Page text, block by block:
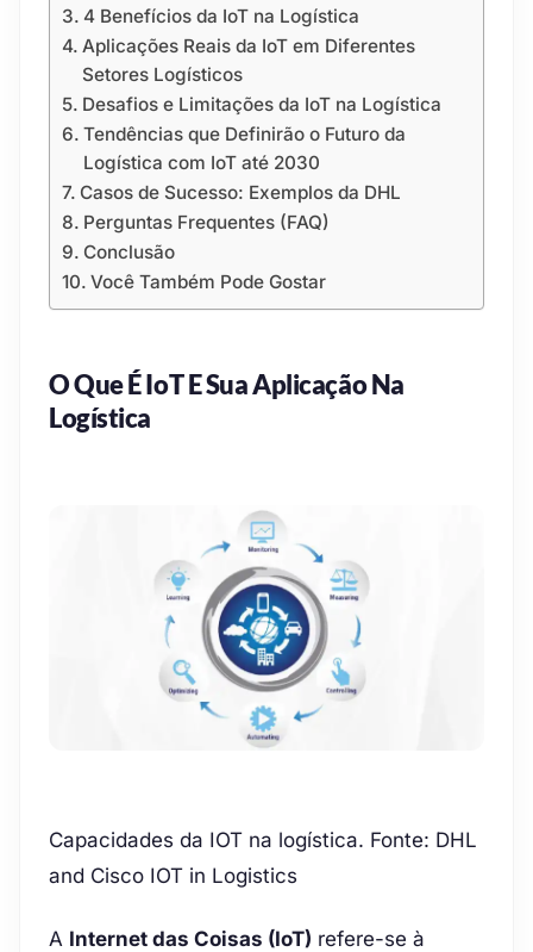
4 Benefícios da IoT na Logística
Aplicações Reais da IoT em Diferentes
Setores Logísticos
Desafios e Limitações da IoT na Logística
Tendências que Definirão o Futuro da
Logística com IoT até 2030
Casos de Sucesso: Exemplos da DHL
Perguntas Frequentes (FAQ)
Conclusão
Você Também Pode Gostar
O Que É IoT E Sua Aplicação Na
Logística
Capacidades da IOT na logística. Fonte: DHL
and Cisco IOT in Logistics
A Internet das Coisas (IoT) refere-se à